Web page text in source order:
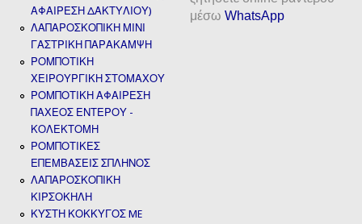
ΑΦΑΙΡΕΣΗ ΔΑΚΤΥΛΙΟΥ)
ΛΑΠΑΡΟΣΚΟΠΙΚΗ ΜΙΝΙ
ΓΑΣΤΡΙΚΗ ΠΑΡΑΚΑΜΨΗ
ΡΟΜΠΟΤΙΚΗ
ΧΕΙΡΟΥΡΓΙΚΗ ΣΤΟΜΑΧΟΥ
ΡΟΜΠΟΤΙΚΗ ΑΦΑΙΡΕΣΗ
ΠΑΧΕΟΣ ΕΝΤΕΡΟΥ -
ΚΟΛΕΚΤΟΜΗ
ΡΟΜΠΟΤΙΚΕΣ
ΕΠΕΜΒΑΣΕΙΣ ΣΠΛΗΝΟΣ
ΛΑΠΑΡΟΣΚΟΠΙΚΗ
ΚΙΡΣΟΚΗΛΗ
ΚΥΣΤΗ ΚΟΚΚΥΓΟΣ ME
μέσωWhatsApp